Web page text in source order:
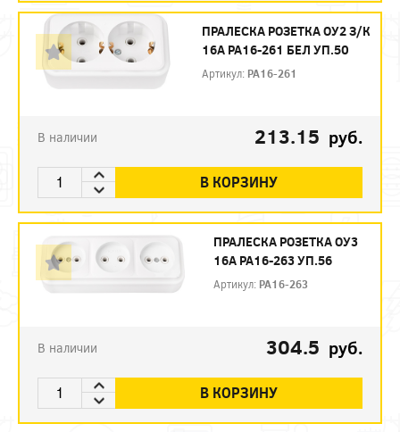
ПРАЛЕСКА РОЗЕТКА ОУ2 З/К
16А РА16-261 БЕЛ УП.50
Артикул: РА16-261
В наличии 213.15 руб.
В КОРЗИНУ
ПРАЛЕСКА РОЗЕТКА ОУ3
16А РА16-263 УП.56
Артикул: РА16-263
В наличии 304.5 руб.
В КОРЗИНУ